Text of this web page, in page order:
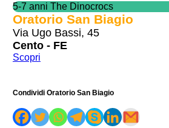
5-7 anni The Dinocrocs
Oratorio San Biagio
Via Ugo Bassi, 45
Cento - FE
Scopri
Condividi Oratorio San Biagio